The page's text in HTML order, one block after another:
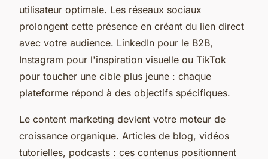
utilisateur optimale. Les réseaux sociaux
prolongent cette présence en créant du lien direct
avec votre audience. LinkedIn pour le B2B,
Instagram pour l'inspiration visuelle ou TikTok
pour toucher une cible plus jeune : chaque
plateforme répond à des objectifs spécifiques.
Le content marketing devient votre moteur de
croissance organique. Articles de blog, vidéos
tutorielles, podcasts : ces contenus positionnent